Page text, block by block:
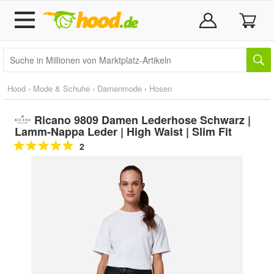
Hood › Mode & Schuhe › Damenmode › Hosen
Ricano 9809 Damen Lederhose Schwarz |
Lamm-Nappa Leder | High Waist | Slim Fit
2